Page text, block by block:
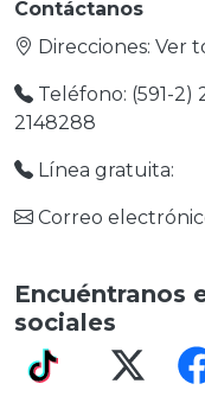
Contáctanos
Direcciones: Ver
Teléfono: (591-2)
2148288
Línea gratuita:
Correo
Encuéntranos
sociales